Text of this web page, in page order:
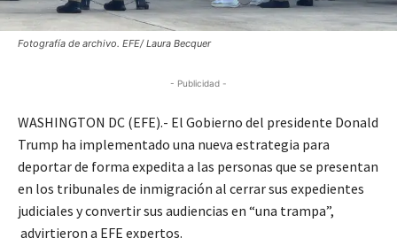
Fotografía de archivo. EFE/ Laura Becquer
- Publicidad -
WASHINGTON DC (EFE).- El Gobierno del presidente Donald
Trump ha implementado una nueva estrategia para
deportar de forma expedita a las personas que se presentan
en los tribunales de inmigración al cerrar sus expedientes
judiciales y convertir sus audiencias en “una trampa”,
advirtieron a EFE expertos.